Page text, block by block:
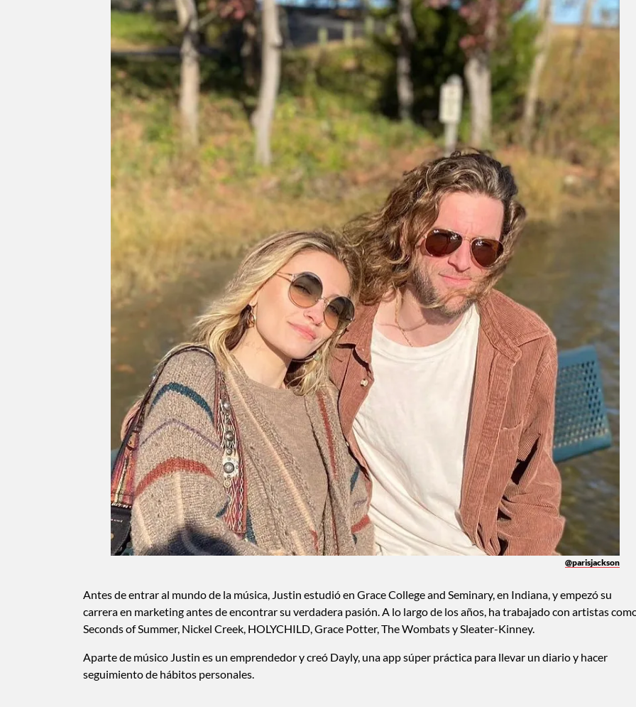
@parisjackson
Antes de entrar al mundo de la música, Justin estudió en Grace College and Seminary, en Indiana, y empezó su
carrera en marketing antes de encontrar su verdadera pasión. A lo largo de los años, ha trabajado con artistas
Seconds of Summer, Nickel Creek, HOLYCHILD, Grace Potter, The Wombats y Sleater-Kinney.
Aparte de músico Justin es un emprendedor y creó Dayly, una app súper práctica para llevar un diario y hacer
seguimiento de hábitos personales.